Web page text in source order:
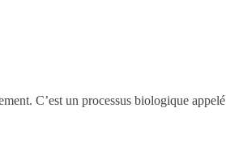
C’est un processus biologique appelé